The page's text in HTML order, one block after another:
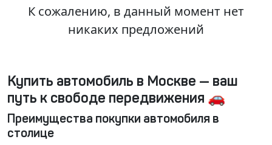
К сожалению, в данный момент нет
никаких предложений
Купить автомобиль в Москве — ваш
путь к свободе передвижения 🚗
Преимущества покупки автомобиля в
столице